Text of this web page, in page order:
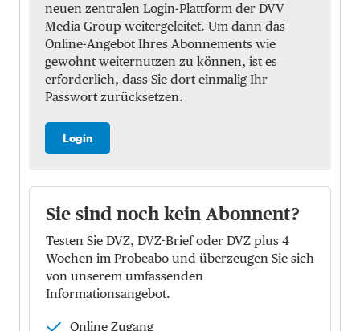
neuen zentralen Login-Plattform der DVV
Media Group weitergeleitet. Um dann das
Online-Angebot Ihres Abonnements wie
gewohnt weiternutzen zu können, ist es
erforderlich, dass Sie dort einmalig Ihr
Passwort zurücksetzen.
Login
Sie sind noch kein Abonnent?
Testen Sie DVZ, DVZ-Brief oder DVZ plus 4
Wochen im Probeabo und überzeugen Sie sich
von unserem umfassenden
Informationsangebot.
Online Zugang